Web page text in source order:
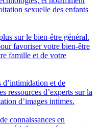
sexuelle des enfants
sur le bien-être général.
favoriser votre bien-être
famille et de votre
d’intimidation et de
ressources d’experts sur la
d’images intimes.
connaissances en